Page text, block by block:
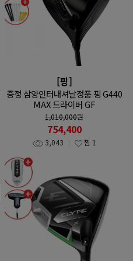
[핑]
증정 삼양인터내셔날정품 핑 G440
MAX 드라이버 GF
1,010,000원
754,400
3,043 찜 1